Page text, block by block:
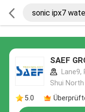
SAEF
Lane9,
Shui
5.0